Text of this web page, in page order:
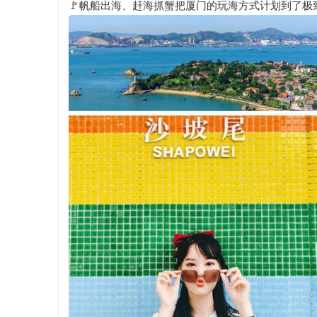
🚩帆船出海、赶海抓蟹把厦门的玩海方式计划到了极